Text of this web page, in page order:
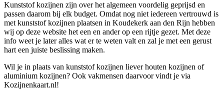
Kunststof kozijnen zijn over het algemeen voordelig geprijsd en
passen daarom bij elk budget. Omdat nog niet iedereen vertrouwd is
met kunststof kozijnen plaatsen in Koudekerk aan den Rijn hebben
wij op deze website het een en ander op een rijtje gezet. Met deze
info weet je later alles wat er te weten valt en zal je met een gerust
hart een juiste beslissing maken.
Wil je in plaats van kunststof kozijnen liever houten kozijnen of
aluminium kozijnen? Ook vakmensen daarvoor vindt je via
Kozijnenkaart.nl!